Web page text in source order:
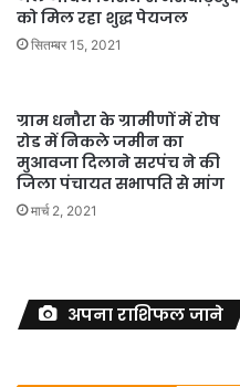
को मिल रहा शुद्ध पेयजल
सितम्बर 15, 2021
ग्राम धनौरा के ग्रामीणों में रोष
रोड में निकले जमीन का
मुआवजा दिलाने सरपंच ने की
जिला पंचायत सभापति से मांग
मार्च 2, 2021
अपना राशिफल जाने